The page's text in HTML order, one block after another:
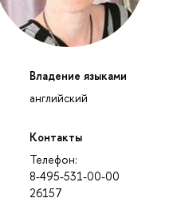
Владение языками
английский
Контакты
Телефон:
8-495-531-00-00
26157